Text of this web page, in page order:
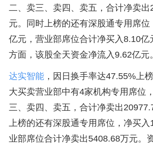
二、卖三、卖四、卖五，合计净卖出
元。同时上榜的还有深股通专用席位
亿元，营业部席位合计净买入8.10亿
方面，该股全天资金净流入9.62亿元。
达实智能，因日换手率达47.55%上
大买卖营业部中有4家机构专用席位
三、卖四、卖五，合计净卖出
上榜的还有深股通专用席位，净买入
业部席位合计净卖出5408.68万元。